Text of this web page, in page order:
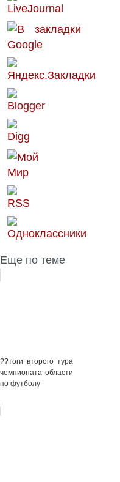
Еще по теме
??тоги второго тура
чемпионата области
по футболу